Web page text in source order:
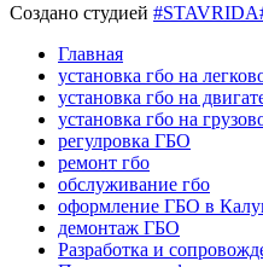
Создано студией
Главная
установка гбо на
установка гбо на
установка гбо на
регулровка ГБО
ремонт гбо
обслуживание гбо
оформление ГБО в
демонтаж ГБО
Разработка и